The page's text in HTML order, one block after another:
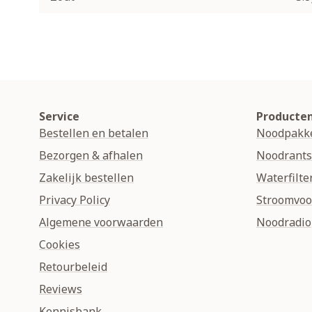
Service
Bestellen en betalen
Bezorgen & afhalen
Zakelijk bestellen
Privacy Policy
Algemene voorwaarden
Cookies
Retourbeleid
Reviews
Noodradio